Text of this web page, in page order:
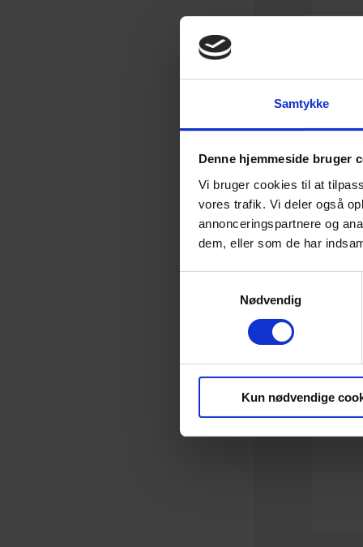
Samtykke
Denne hjemmeside bruger
Vi bruger cookies til at
vores trafik. Vi deler også
annonceringspartnere og
dem, eller som de har
Nødvendig
Kun nødvendige